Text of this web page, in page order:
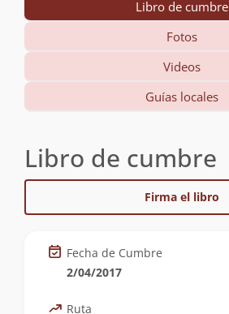
Libro de cumbre
Fotos
Videos
Guías locales
Libro de cumbre
Firma el libro
Fecha de Cumbre
2/04/2017
Ruta